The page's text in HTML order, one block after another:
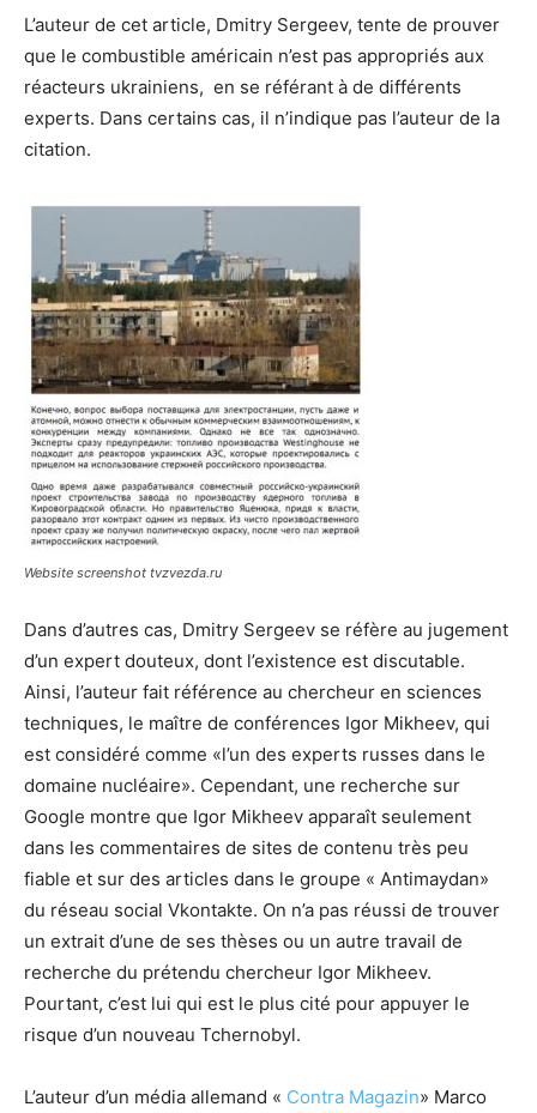
L’auteur de cet article, Dmitry Sergeev, tente de prouver
que le combustible américain n’est pas appropriés aux
réacteurs ukrainiens, en se référant à de différents
experts. Dans certains cas, il n’indique pas l’auteur de la
citation.
Website screenshot tvzvezda.ru
Dans d’autres cas, Dmitry Sergeev se réfère au jugement
d’un expert douteux, dont l’existence est discutable.
Ainsi, l’auteur fait référence au chercheur en sciences
techniques, le maître de conférences Igor Mikheev, qui
est considéré comme «l’un des experts russes dans le
domaine nucléaire». Cependant, une recherche sur
Google montre que Igor Mikheev apparaît seulement
dans les commentaires de sites de contenu très peu
fiable et sur des articles dans le groupe « Antimaydan»
du réseau social Vkontakte. On n’a pas réussi de trouver
un extrait d’une de ses thèses ou un autre travail de
recherche du prétendu chercheur Igor Mikheev.
Pourtant, c’est lui qui est le plus cité pour appuyer le
risque d’un nouveau Tchernobyl.
L’auteur d’un média allemand « Contra Magazin» Marco